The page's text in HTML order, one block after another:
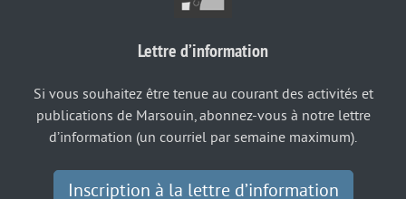
Lettre d’information
Si vous souhaitez être tenue au courant des activités et
publications de Marsouin, abonnez-vous à notre lettre
d’information (un courriel par semaine maximum).
Inscription à la lettre d’information